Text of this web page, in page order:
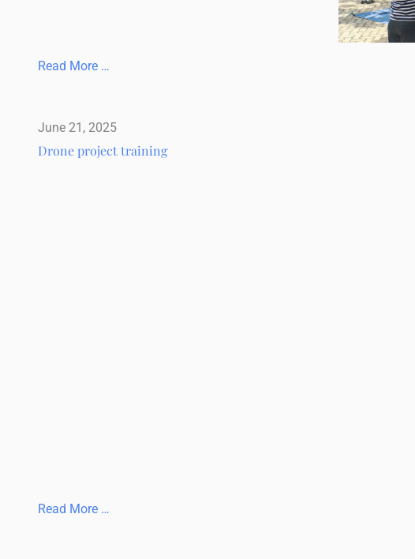
Read More …
June 21, 2025
Drone project training
Read More …